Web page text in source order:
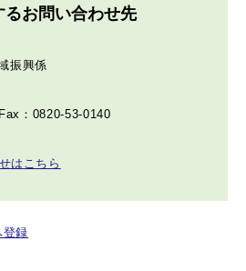
るお問い合わせ先
振興係
Fax：0820-53-0140
はこちら
登録